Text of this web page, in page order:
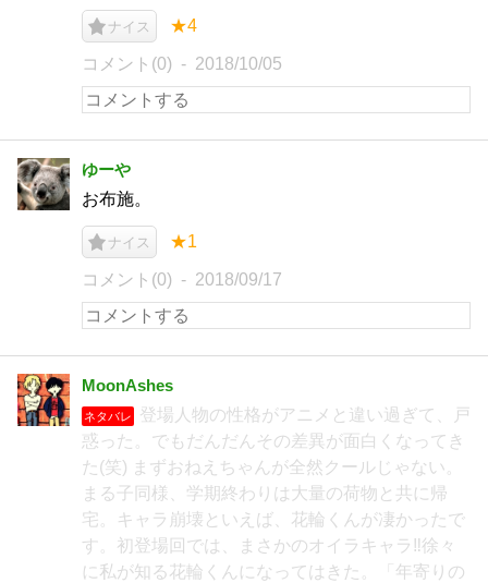
ナイス ★4
コメント(0) 2018/10/05
ゆーや
お布施。
ナイス ★1
コメント(0) 2018/09/17
MoonAshes
ネタバレ
登場人物の性格がアニメと違い過ぎて、戸
惑った。でもだんだんその差異が面白くなってき
た(笑) まずおねえちゃんが全然クールじゃない。
まる子同様、学期終わりは大量の荷物と共に帰
宅。キャラ崩壊といえば、花輪くんが凄かったで
す。初登場回では、まさかのオイラキャラ‼徐々
に私が知る花輪くんになってはきた。「年寄りの